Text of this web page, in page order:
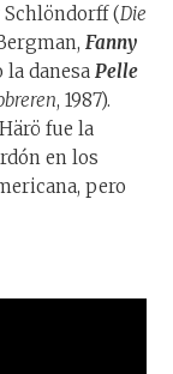
Schlöndorff (Die
Fanny
la danesa Pelle
, 1987).
fue la
en los
pero